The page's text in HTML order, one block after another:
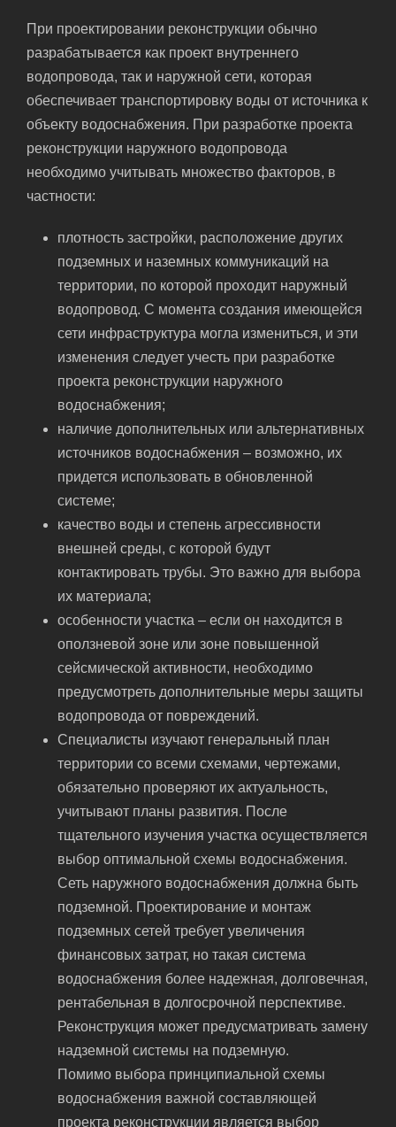
При проектировании реконструкции обычно
разрабатывается как проект внутреннего
водопровода, так и наружной сети, которая
обеспечивает транспортировку воды от источника к
объекту водоснабжения. При разработке проекта
реконструкции наружного водопровода
необходимо учитывать множество факторов, в
частности:
плотность застройки, расположение других
подземных и наземных коммуникаций на
территории, по которой проходит наружный
водопровод. С момента создания имеющейся
сети инфраструктура могла измениться, и эти
изменения следует учесть при разработке
проекта реконструкции наружного
водоснабжения;
наличие дополнительных или альтернативных
источников водоснабжения – возможно, их
придется использовать в обновленной
системе;
качество воды и степень агрессивности
внешней среды, с которой будут
контактировать трубы. Это важно для выбора
их материала;
особенности участка – если он находится в
оползневой зоне или зоне повышенной
сейсмической активности, необходимо
предусмотреть дополнительные меры защиты
водопровода от повреждений.
Специалисты изучают генеральный план
территории со всеми схемами, чертежами,
обязательно проверяют их актуальность,
учитывают планы развития. После
тщательного изучения участка осуществляется
выбор оптимальной схемы водоснабжения.
Сеть наружного водоснабжения должна быть
подземной. Проектирование и монтаж
подземных сетей требует увеличения
финансовых затрат, но такая система
водоснабжения более надежная, долговечная,
рентабельная в долгосрочной перспективе.
Реконструкция может предусматривать замену
надземной системы на подземную.
Помимо выбора принципиальной схемы
водоснабжения важной составляющей
проекта реконструкции является выбор